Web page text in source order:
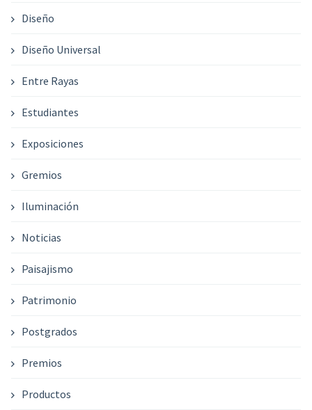
Diseño
Diseño Universal
Entre Rayas
Estudiantes
Exposiciones
Gremios
Iluminación
Noticias
Paisajismo
Patrimonio
Postgrados
Premios
Productos